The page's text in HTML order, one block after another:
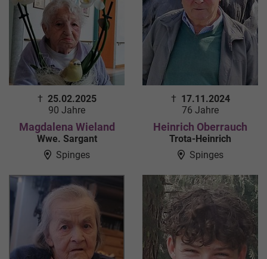
† 25.02.2025
90 Jahre
Magdalena Wieland
Wwe. Sargant
Spinges
† 17.11.2024
76 Jahre
Heinrich Oberrauch
Trota-Heinrich
Spinges